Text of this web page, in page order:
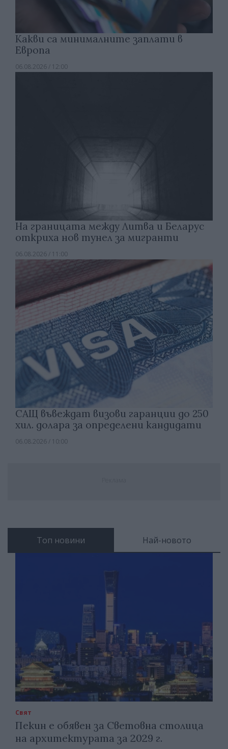
Какви са минималните заплати в
Европа
06.08.2026 / 12:00
На границата между Литва и Беларус
откриха нов тунел за мигранти
06.08.2026 / 11:00
САЩ въвеждат визови гаранции до 250
хил. долара за определени кандидати
06.08.2026 / 10:00
Топ новини Най-новото
Свят
Пекин е обявен за Световна столица
на архитектурата за 2029 г.